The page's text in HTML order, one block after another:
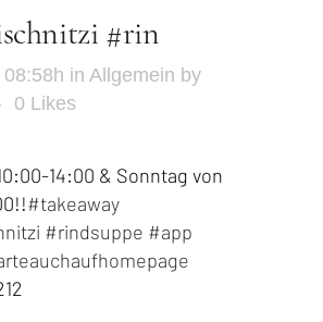
#rin
in Allgemein by
0 Likes
14:00 & Sonntag von
#takeaway
#rindsuppe #app
aufhomepage